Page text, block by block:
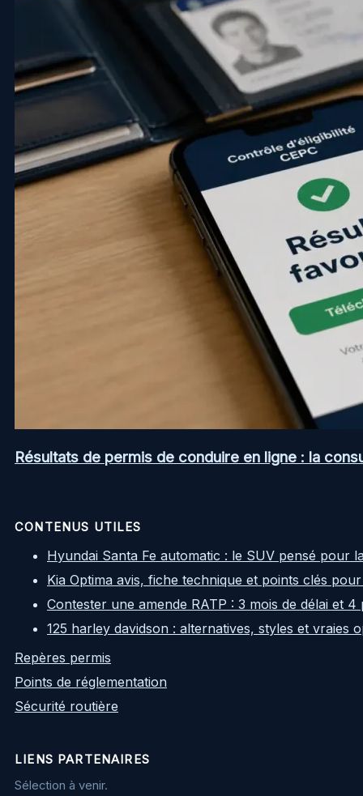
Résultats de permis de conduire en ligne : la
CONTENUS UTILES
Hyundai Santa Fe automatic : le SUV pensé pour
Kia Optima avis, fiche technique et points clés
Contester une amende RATP : 3 mois de délai et
125 harley davidson : alternatives, styles et vraies
Repères permis
Points de réglementation
Sécurité routière
LIENS PARTENAIRES
Sélection à venir.